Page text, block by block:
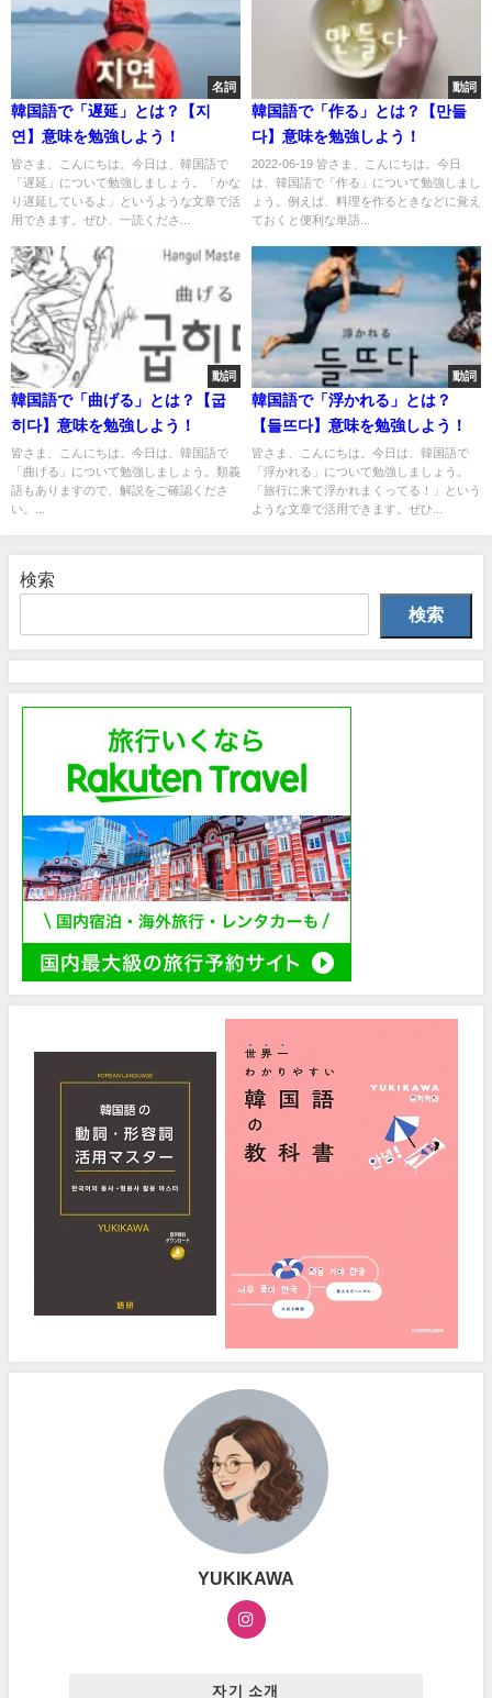
名詞
韓国語で「遅延」とは？【지
연】意味を勉強しよう！
皆さま、こんにちは。今日は、韓国語で
「遅延」について勉強しましょう。「かな
り遅延しているよ」というような文章で活
用できます。ぜひ、一読くださ...
動詞
韓国語で「作る」とは？【만들
다】意味を勉強しよう！
2022-06-19 皆さま、こんにちは。今日
は、韓国語で「作る」について勉強しまし
ょう。例えば、料理を作るときなどに覚え
ておくと便利な単語...
動詞
韓国語で「曲げる」とは？【굽
히다】意味を勉強しよう！
皆さま、こんにちは。今日は、韓国語で
「曲げる」について勉強しましょう。類義
語もありますので、解説をご確認くださ
い。...
動詞
韓国語で「浮かれる」とは？
【들뜨다】意味を勉強しよう！
皆さま、こんにちは。今日は、韓国語で
「浮かれる」について勉強しましょう。
「旅行に来て浮かれまくってる！」という
ような文章で活用できます。ぜひ...
検索
検索
YUKIKAWA
자기 소개